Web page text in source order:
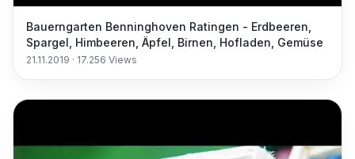
Bauerngarten Benninghoven Ratingen - Erdbeeren,
Spargel, Himbeeren, Äpfel, Birnen, Hofladen, Gemüse
21.11.2019 · 17.256 Views